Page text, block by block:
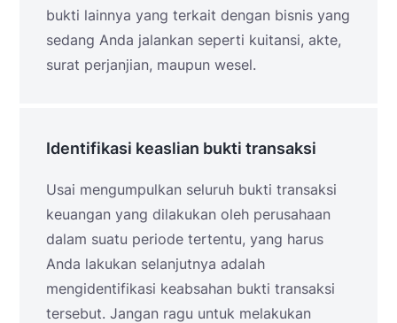
bukti lainnya yang terkait dengan bisnis yang
sedang Anda jalankan seperti kuitansi, akte,
surat perjanjian, maupun wesel.
Identifikasi keaslian bukti transaksi
Usai mengumpulkan seluruh bukti transaksi
keuangan yang dilakukan oleh perusahaan
dalam suatu periode tertentu, yang harus
Anda lakukan selanjutnya adalah
mengidentifikasi keabsahan bukti transaksi
tersebut. Jangan ragu untuk melakukan